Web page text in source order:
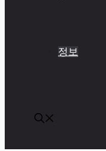
정보